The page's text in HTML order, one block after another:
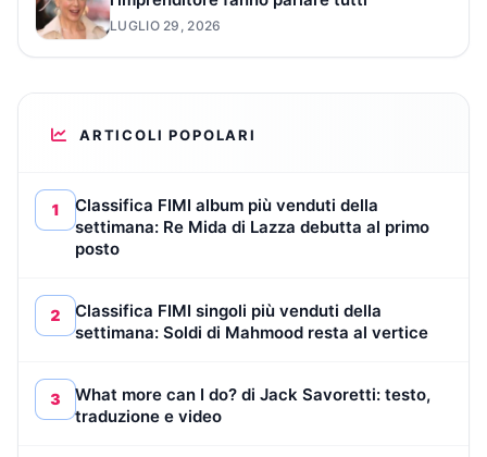
LUGLIO 29, 2026
ARTICOLI POPOLARI
1
Classifica FIMI album più venduti della
settimana: Re Mida di Lazza debutta al primo
posto
2
Classifica FIMI singoli più venduti della
settimana: Soldi di Mahmood resta al vertice
3
What more can I do? di Jack Savoretti: testo,
traduzione e video